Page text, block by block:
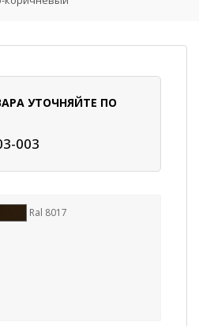
УТОЧНЯЙТЕ ПО
003
Ral 8017